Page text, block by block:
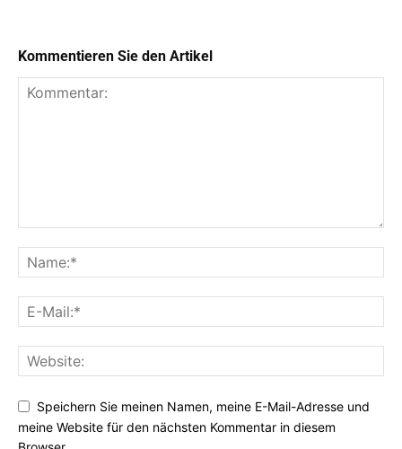
Kommentieren Sie den Artikel
Speichern Sie meinen Namen, meine E-Mail-Adresse und
meine Website für den nächsten Kommentar in diesem